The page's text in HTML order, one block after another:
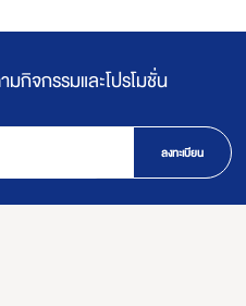
กิจกรรมและโปรโมชั่น
ลงทะเบียน